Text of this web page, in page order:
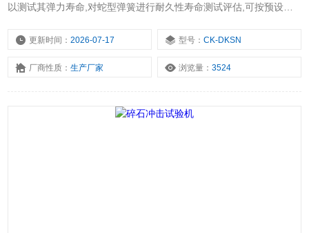
以测试其弹力寿命,对蛇型弹簧进行耐久性寿命测试评估,可按预设定
测试机需接压缩空气,建议使用2HP以上的空压机
更新时间：2026-07-17 型号：CK-DKSN
厂商性质：生产厂家 浏览量：3524